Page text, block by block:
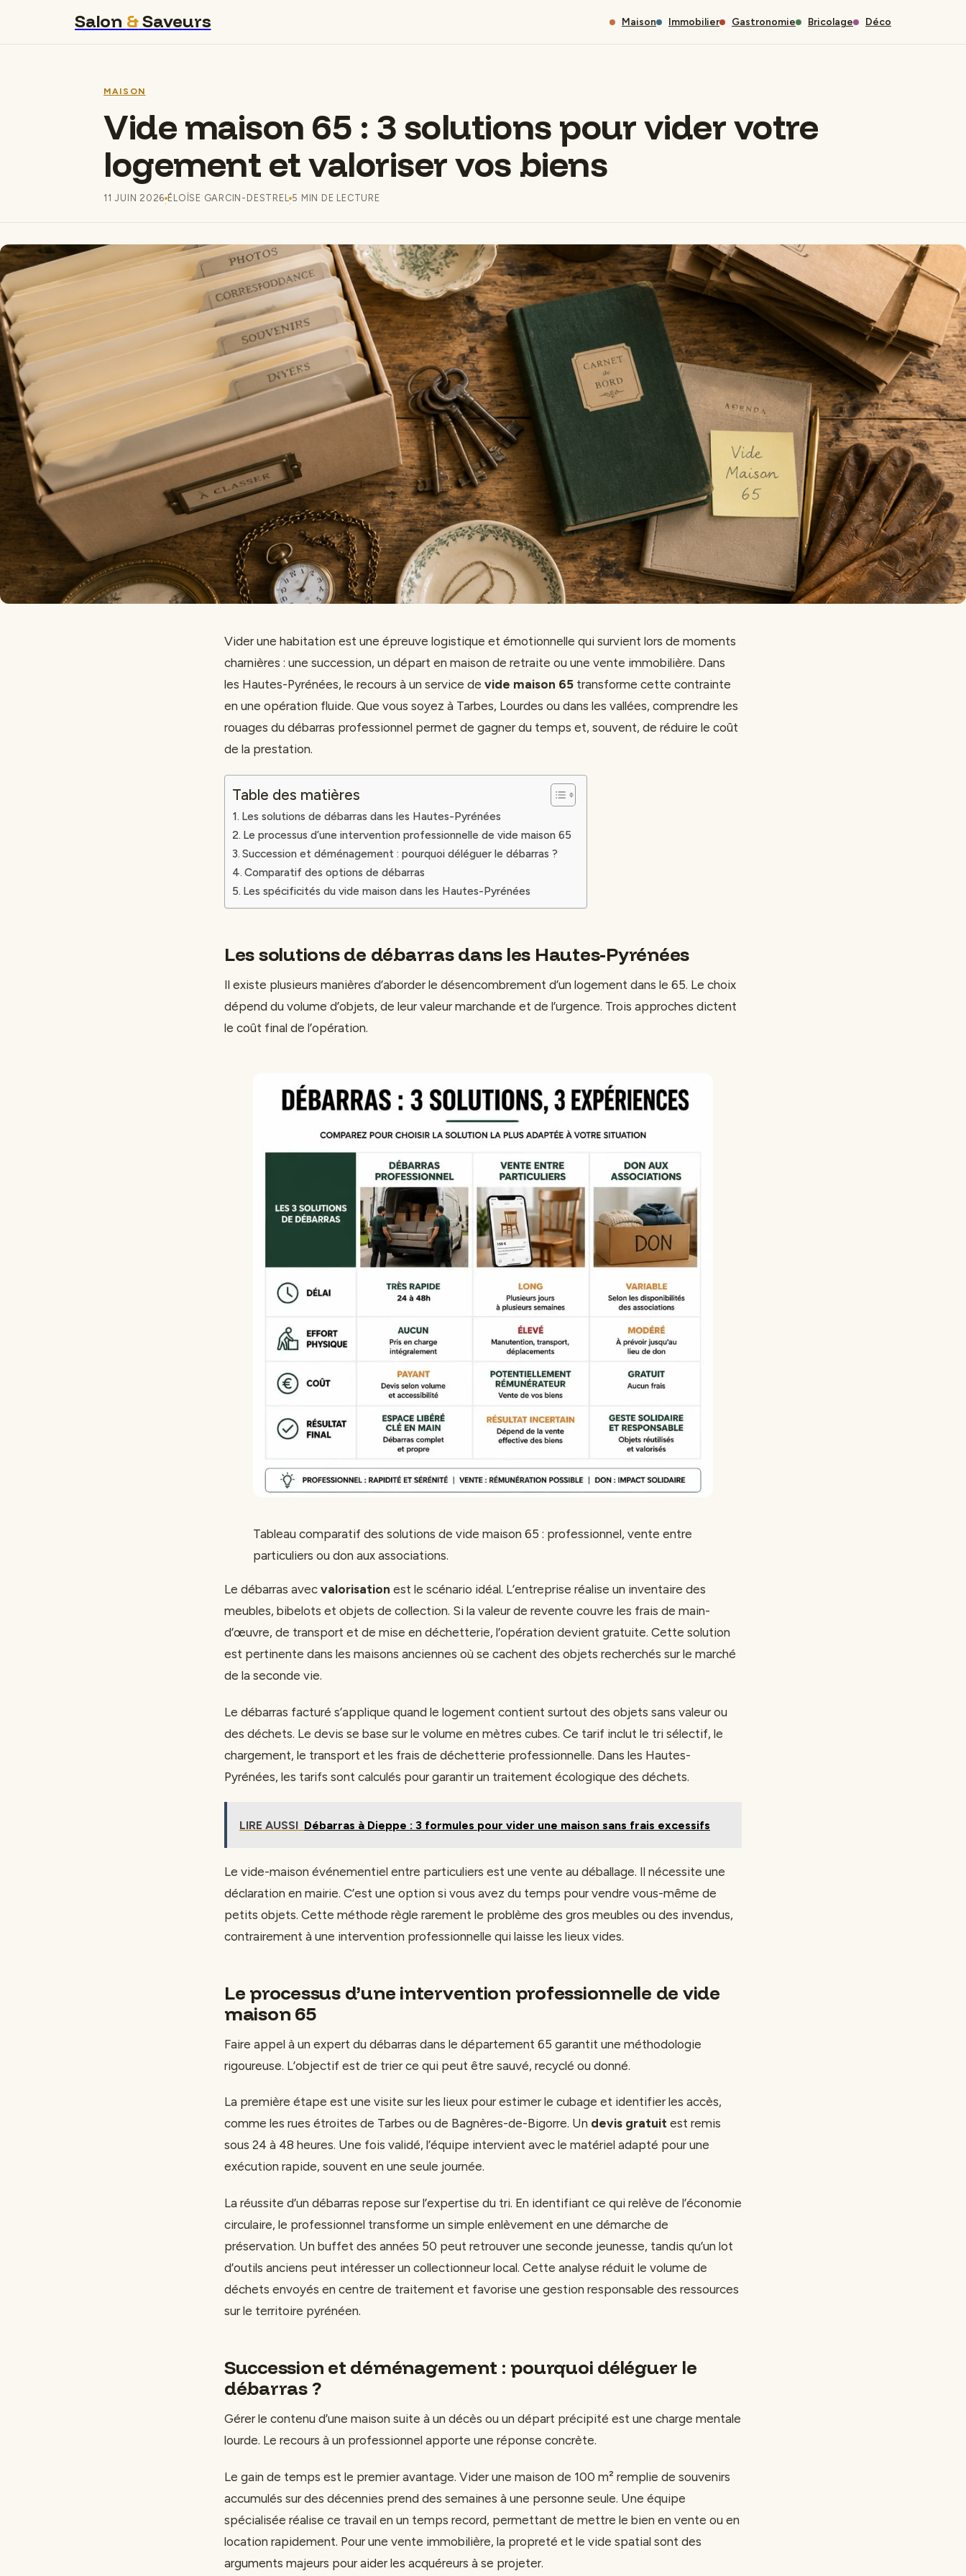
Salon &Saveurs Maison Immobilier Gastronomie Bricolage Déco
MAISON
Vide maison 65 : 3 solutions pour vider votre
logement et valoriser vos biens
11 JUIN 2026·ÉLOÏSE GARCIN-DESTREL·5 MIN DE LECTURE
Vider une habitation est une épreuve logistique et émotionnelle qui survient lors de moments
charnières : une succession, un départ en maison de retraite ou une vente immobilière. Dans
les Hautes-Pyrénées, le recours à un service de vide maison 65 transforme cette contrainte
en une opération fluide. Que vous soyez à Tarbes, Lourdes ou dans les vallées, comprendre les
rouages du débarras professionnel permet de gagner du temps et, souvent, de réduire le coût
de la prestation.
Table des matières
Les solutions de débarras dans les Hautes-Pyrénées
Le processus d’une intervention professionnelle de vide maison 65
Succession et déménagement : pourquoi déléguer le débarras ?
Comparatif des options de débarras
Les spécificités du vide maison dans les Hautes-Pyrénées
Les solutions de débarras dans les Hautes-Pyrénées
Il existe plusieurs manières d’aborder le désencombrement d’un logement dans le 65. Le choix
dépend du volume d’objets, de leur valeur marchande et de l’urgence. Trois approches dictent
le coût final de l’opération.
Tableau comparatif des solutions de vide maison 65 : professionnel, vente entre
particuliers ou don aux associations.
Le débarras avec valorisation est le scénario idéal. L’entreprise réalise un inventaire des
meubles, bibelots et objets de collection. Si la valeur de revente couvre les frais de main-
d’œuvre, de transport et de mise en déchetterie, l’opération devient gratuite. Cette solution
est pertinente dans les maisons anciennes où se cachent des objets recherchés sur le marché
de la seconde vie.
Le débarras facturé s’applique quand le logement contient surtout des objets sans valeur ou
des déchets. Le devis se base sur le volume en mètres cubes. Ce tarif inclut le tri sélectif, le
chargement, le transport et les frais de déchetterie professionnelle. Dans les Hautes-
Pyrénées, les tarifs sont calculés pour garantir un traitement écologique des déchets.
LIRE AUSSI Débarras à Dieppe : 3 formules pour vider une maison sans frais excessifs
Le vide-maison événementiel entre particuliers est une vente au déballage. Il nécessite une
déclaration en mairie. C’est une option si vous avez du temps pour vendre vous-même de
petits objets. Cette méthode règle rarement le problème des gros meubles ou des invendus,
contrairement à une intervention professionnelle qui laisse les lieux vides.
Le processus d’une intervention professionnelle de vide
maison 65
Faire appel à un expert du débarras dans le département 65 garantit une méthodologie
rigoureuse. L’objectif est de trier ce qui peut être sauvé, recyclé ou donné.
La première étape est une visite sur les lieux pour estimer le cubage et identifier les accès,
comme les rues étroites de Tarbes ou de Bagnères-de-Bigorre. Un devis gratuit est remis
sous 24 à 48 heures. Une fois validé, l’équipe intervient avec le matériel adapté pour une
exécution rapide, souvent en une seule journée.
La réussite d’un débarras repose sur l’expertise du tri. En identifiant ce qui relève de l’économie
circulaire, le professionnel transforme un simple enlèvement en une démarche de
préservation. Un buffet des années 50 peut retrouver une seconde jeunesse, tandis qu’un lot
d’outils anciens peut intéresser un collectionneur local. Cette analyse réduit le volume de
déchets envoyés en centre de traitement et favorise une gestion responsable des ressources
sur le territoire pyrénéen.
Succession et déménagement : pourquoi déléguer le
débarras ?
Gérer le contenu d’une maison suite à un décès ou un départ précipité est une charge mentale
lourde. Le recours à un professionnel apporte une réponse concrète.
Le gain de temps est le premier avantage. Vider une maison de 100 m² remplie de souvenirs
accumulés sur des décennies prend des semaines à une personne seule. Une équipe
spécialisée réalise ce travail en un temps record, permettant de mettre le bien en vente ou en
location rapidement. Pour une vente immobilière, la propreté et le vide spatial sont des
arguments majeurs pour aider les acquéreurs à se projeter.